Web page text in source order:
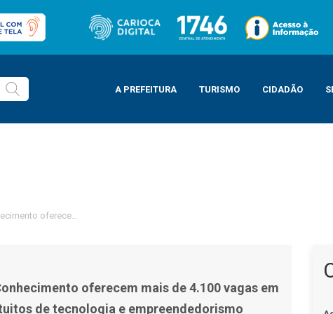
A PREFEITURA TURISMO CIDADÃO
oferecem mais de 4.100 vagas em cursos gratuitos de tecnologia e
oferecem mais de 4.100 vagas em
de tecnologia e empreendedorismo